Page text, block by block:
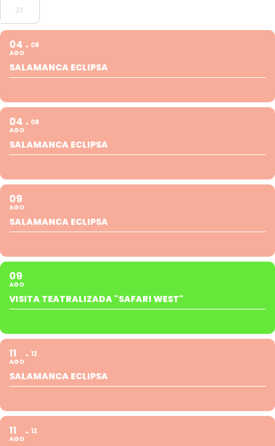
31
04
AGO
08
SALAMANCA ECLIPSA
04
AGO
08
SALAMANCA ECLIPSA
09
AGO
SALAMANCA ECLIPSA
09
AGO
VISITA TEATRALIZADA "SAFARI WEST"
11
AGO
12
SALAMANCA ECLIPSA
11
AGO
12